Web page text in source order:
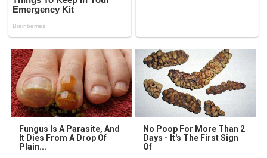
Fungus Is A Parasite, And
It Dies From A Drop Of
Plain...
No Poop For More Than 2
Days - It's The First Sign
Of